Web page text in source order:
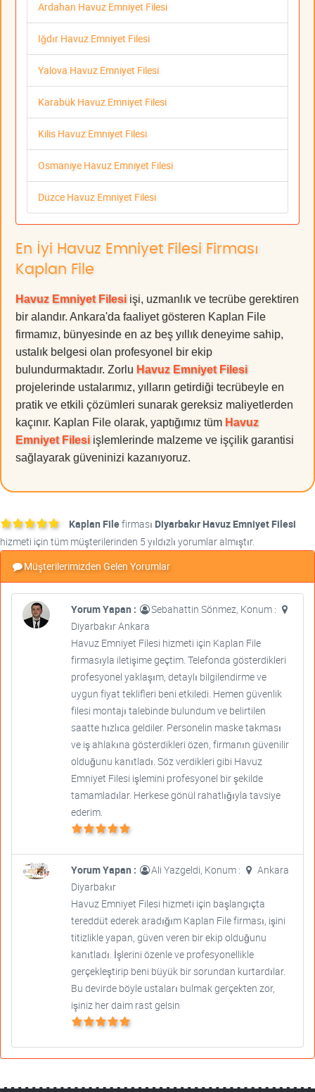
Ardahan Havuz Emniyet Filesi
Iğdır Havuz Emniyet Filesi
Yalova Havuz Emniyet Filesi
Karabük Havuz Emniyet Filesi
Kilis Havuz Emniyet Filesi
Osmaniye Havuz Emniyet Filesi
Düzce Havuz Emniyet Filesi
En İyi Havuz Emniyet Filesi Firması
Kaplan File
Havuz Emniyet Filesi işi, uzmanlık ve tecrübe gerektiren
bir alandır. Ankara'da faaliyet gösteren Kaplan File
firmamız, bünyesinde en az beş yıllık deneyime sahip,
ustalık belgesi olan profesyonel bir ekip
bulundurmaktadır. Zorlu Havuz Emniyet Filesi
projelerinde ustalarımız, yılların getirdiği tecrübeyle en
pratik ve etkili çözümleri sunarak gereksiz maliyetlerden
kaçınır. Kaplan File olarak, yaptığımız tüm Havuz
Emniyet Filesi işlemlerinde malzeme ve işçilik garantisi
sağlayarak güveninizi kazanıyoruz.
Kaplan Filefirması Diyarbakır Havuz Emniyet Filesi
hizmeti için tüm müşterilerinden 5 yıldızlı yorumlar almıştır.
Müşterilerimizden Gelen Yorumlar
Yorum Yapan :
Sebahattin Sönmez, Konum :
Diyarbakır Ankara
Havuz Emniyet Filesi hizmeti için Kaplan File
firmasıyla iletişime geçtim. Telefonda gösterdikleri
profesyonel yaklaşım, detaylı bilgilendirme ve
uygun fiyat teklifleri beni etkiledi. Hemen güvenlik
filesi montajı talebinde bulundum ve belirtilen
saatte hızlıca geldiler. Personelin maske takması
ve iş ahlakına gösterdikleri özen, firmanın güvenilir
olduğunu kanıtladı. Söz verdikleri gibi Havuz
Emniyet Filesi işlemini profesyonel bir şekilde
tamamladılar. Herkese gönül rahatlığıyla tavsiye
ederim.
Yorum Yapan : Ali Yazgeldi, Konum :
Ankara
Diyarbakır
Havuz Emniyet Filesi hizmeti için başlangıçta
tereddüt ederek aradığım Kaplan File firması, işini
titizlikle yapan, güven veren bir ekip olduğunu
kanıtladı. İşlerini özenle ve profesyonellikle
gerçekleştirip beni büyük bir sorundan kurtardılar.
Bu devirde böyle ustaları bulmak gerçekten zor,
işiniz her daim rast gelsin